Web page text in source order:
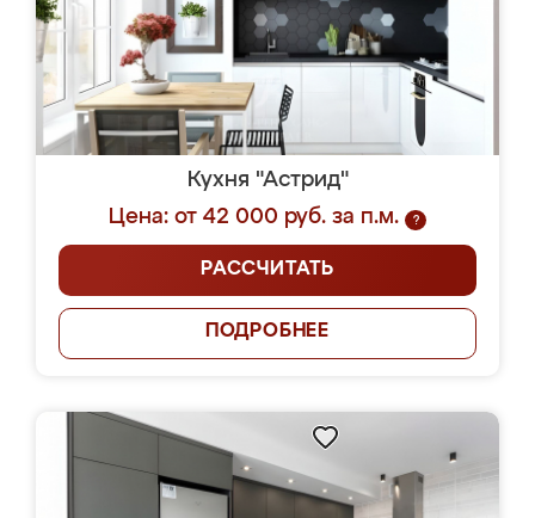
Кухня "Астрид"
Цена: от 42 000 руб. за п.м.
?
РАССЧИТАТЬ
ПОДРОБНЕЕ